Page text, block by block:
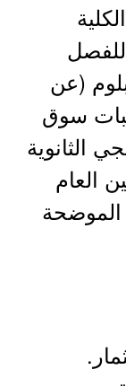
للفصل
(عن
سوق
الثانوية
العام
الموضحة